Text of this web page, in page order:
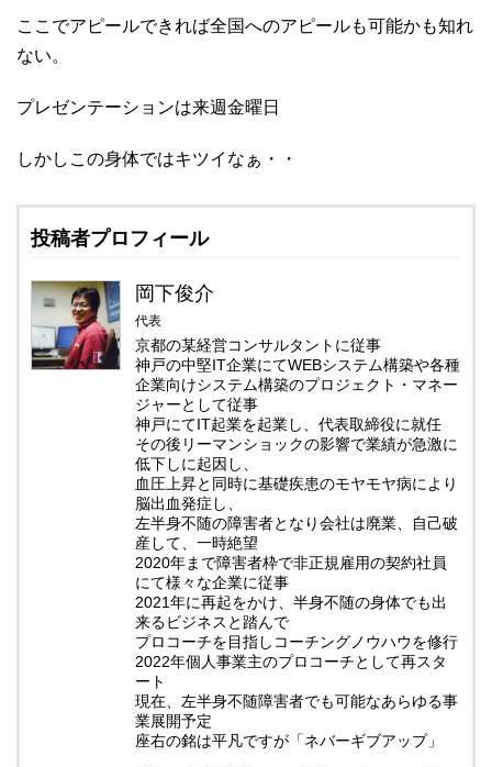
ここでアピールできれば全国へのアピールも可能かも知れ
ない。
プレゼンテーションは来週金曜日
しかしこの身体ではキツイなぁ・・
投稿者プロフィール
岡下俊介
代表
京都の某経営コンサルタントに従事
神戸の中堅IT企業にてWEBシステム構築や各種
企業向けシステム構築のプロジェクト・マネー
ジャーとして従事
神戸にてIT起業を起業し、代表取締役に就任
その後リーマンショックの影響で業績が急激に
低下しに起因し、
血圧上昇と同時に基礎疾患のモヤモヤ病により
脳出血発症し、
左半身不随の障害者となり会社は廃業、自己破
産して、一時絶望
2020年まで障害者枠で非正規雇用の契約社員
にて様々な企業に従事
2021年に再起をかけ、半身不随の身体でも出
来るビジネスと踏んで
プロコーチを目指しコーチングノウハウを修行
2022年個人事業主のプロコーチとして再スタ
ート
現在、左半身不随障害者でも可能なあらゆる事
業展開予定
座右の銘は平凡ですが「ネバーギブアップ」